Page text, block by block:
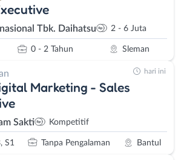
Tbk. Daihatsu 2 - 6 Juta
0 - 2 Tahun Sleman
Marketing - Sales
Sakti Kompetitif
S1 Tanpa Pengalaman Bantul
hari ini